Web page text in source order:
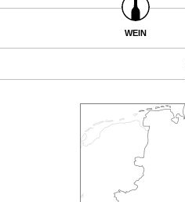
WINZER
WEINE DES MONATS
TRINKREIFETABELLE
WEINLEXIKON
WEINLAGERUNG
EVENT-BILDER
FOOD PAIRING TIPPS
WEIN